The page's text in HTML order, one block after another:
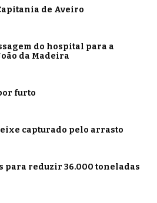
de Aveiro
do hospital para a
da Madeira
furto
capturado pelo arrasto
para reduzir 36.000 toneladas